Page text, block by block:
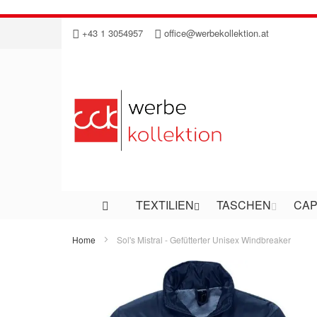
Direkt
Inhalt
+43 1 3054957 office@werbekollektion.at
TEXTILIEN TASCHEN
Home Sol's Mistral - Gefütterter Unisex Windbreaker
Bildergalerie